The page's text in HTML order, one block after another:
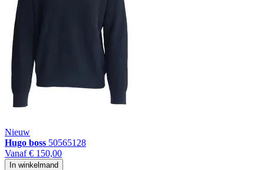
Nieuw
Hugo boss 50565128
Vanaf € 150,00
In winkelmand